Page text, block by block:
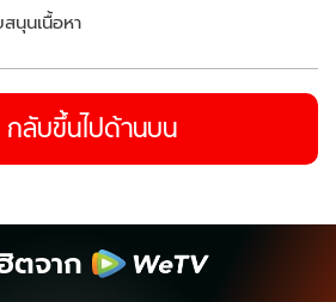
นุนเนื้อหา
กลับขึ้นไปด้านบน
ตจาก